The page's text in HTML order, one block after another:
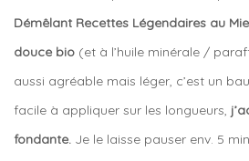
Démêlant Recettes Légendaires au
douce bio (et à l’huile minérale /
aussi agréable mais léger, c’est un
facile à appliquer sur les longueurs,
fondante. Je le laisse pauser env. 5